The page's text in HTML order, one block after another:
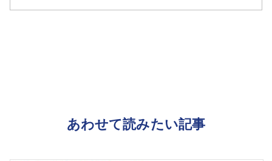
あわせて読みたい記事